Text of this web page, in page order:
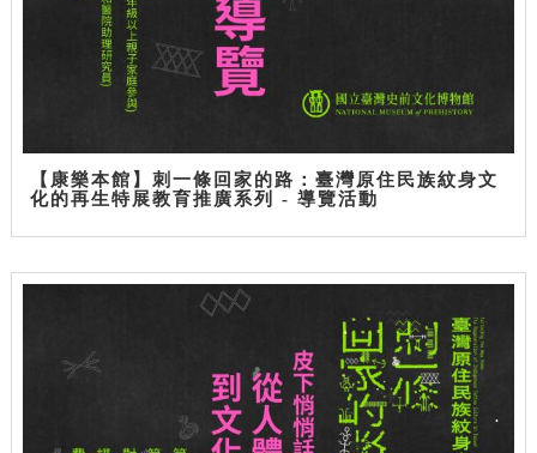
【康樂本館】刺一條回家的路：臺灣原住民族紋身文
化的再生特展教育推廣系列 - 導覽活動